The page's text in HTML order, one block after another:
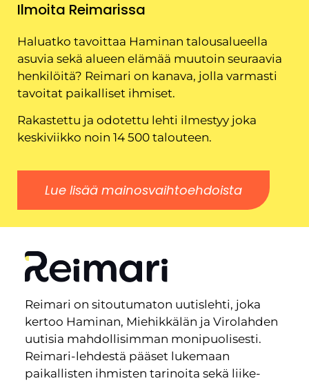
Ilmoita Reimarissa
Haluatko tavoittaa Haminan talousalueella
asuvia sekä alueen elämää muutoin seuraavia
henkilöitä? Reimari on kanava, jolla varmasti
tavoitat paikalliset ihmiset.
Rakastettu ja odotettu lehti ilmestyy joka
keskiviikko noin 14 500 talouteen.
Lue lisää mainosvaihtoehdoista
Reimari on sitoutumaton uutislehti, joka
kertoo Haminan, Miehikkälän ja Virolahden
uutisia mahdollisimman monipuolisesti.
Reimari-lehdestä pääset lukemaan
paikallisten ihmisten tarinoita sekä liike-